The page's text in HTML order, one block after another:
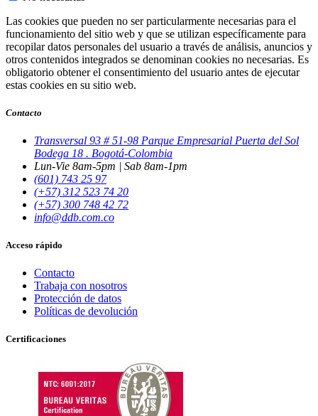
Las cookies que pueden no ser particularmente necesarias para el
funcionamiento del sitio web y que se utilizan específicamente para
recopilar datos personales del usuario a través de análisis, anuncios y
otros contenidos integrados se denominan cookies no necesarias. Es
obligatorio obtener el consentimiento del usuario antes de ejecutar
estas cookies en su sitio web.
Contacto
Transversal 93 # 51-98 Parque Empresarial Puerta del Sol
Bodega 18 . Bogotá-Colombia
Lun-Vie 8am-5pm | Sab 8am-1pm
(601) 743 25 97
(+57) 312 523 74 20
(+57) 300 748 42 72
info@ddb.com.co
Acceso rápido
Contacto
Trabaja con nosotros
Protección de datos
Políticas de devolución
Certificaciones